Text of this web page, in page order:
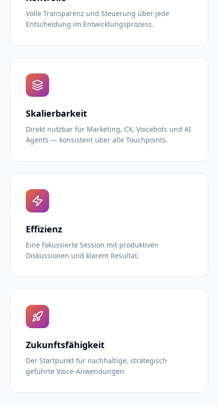
Volle Transparenz und Steuerung über jede
Entscheidung im Entwicklungsprozess.
Skalierbarkeit
Direkt nutzbar für Marketing, CX, Voicebots und AI
Agents — konsistent über alle Touchpoints.
Effizienz
Eine fokussierte Session mit produktiven
Diskussionen und klarem Resultat.
Zukunftsfähigkeit
Der Startpunkt für nachhaltige, strategisch
geführte Voice-Anwendungen.